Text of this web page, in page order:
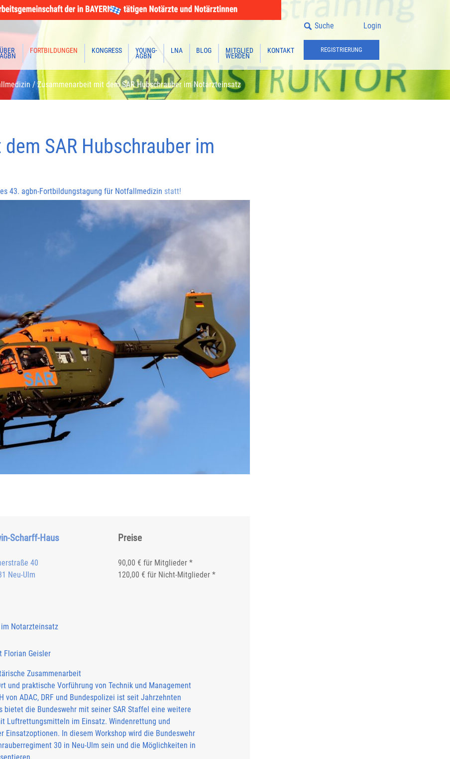
ÜBER
AGBN
FORTBILDUNGEN KONGRESS YOUNG-
AGBN
LNA BLOG MITGLIED
WERDEN
KONTAKT
Suche Login
REGISTRIERUNG
/Zusammenarbeit mit dem SAR Hubschrauber im Notarzteinsatz
SAR Hubschrauber im
43. agbn-Fortbildungstagung für Notfallmedizin statt!
Scharff-Haus
40
Neu-Ulm
Preise
90,00 € für Mitglieder *
120,00 € für Nicht-Mitglieder *
Notarzteinsatz
Florian Geisler
Zusammenarbeit
und praktische Vorführung von Technik und Management
von ADAC, DRF und Bundespolizei ist seit Jahrzehnten
die Bundeswehr mit seiner SAR Staffel eine weitere
Luftrettungsmitteln im Einsatz. Windenrettung und
In diesem Workshop wird die Bundeswehr
30 in Neu-Ulm sein und die Möglichkeiten in